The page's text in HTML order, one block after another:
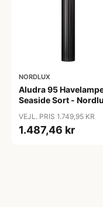
NORDLUX
Aludra 95
Seaside Sort -
VEJL. PRIS 1.749,95 KR
1.487,46 kr